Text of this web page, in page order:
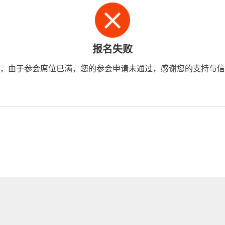
报名失败
由于参会席位已满，您的参会申请未通过，感谢您的支持与